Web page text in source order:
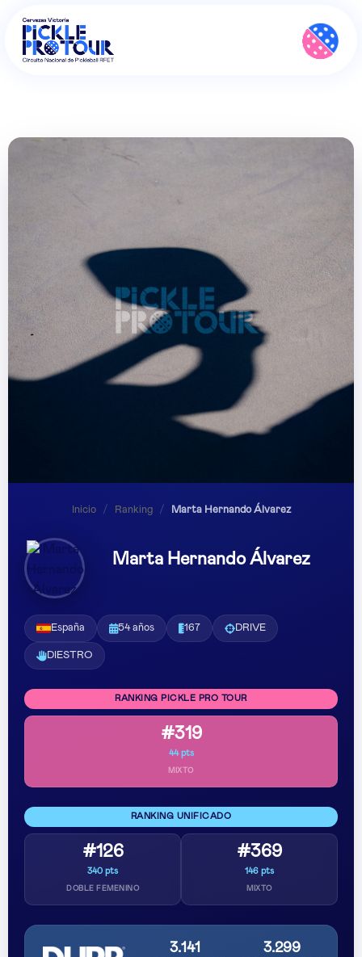
Inicio / Ranking / Marta Hernando Álvarez
Marta Hernando Álvarez
España 54 años 167 DRIVE
DIESTRO
RANKING PICKLE PRO TOUR
#319
44 pts
MIXTO
RANKING UNIFICADO
#126
340 pts
DOBLE FEMENINO
#369
146 pts
MIXTO
3.141 3.299